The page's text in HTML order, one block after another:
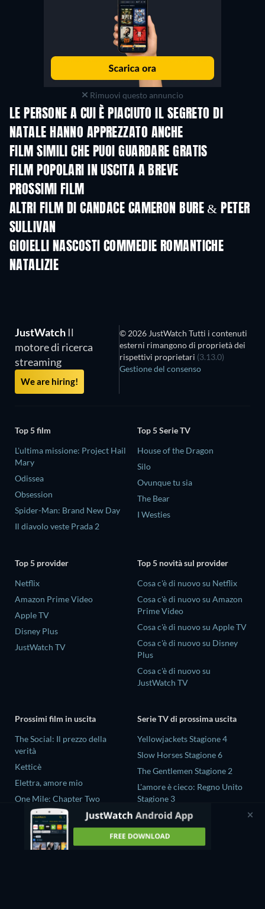
Rimuovi questo annuncio
LE PERSONE A CUI È PIACIUTO IL SEGRETO DI
NATALE HANNO APPREZZATO ANCHE
FILM SIMILI CHE PUOI GUARDARE GRATIS
FILM POPOLARI IN USCITA A BREVE
PROSSIMI FILM
ALTRI FILM DI CANDACE CAMERON BURE & PETER
SULLIVAN
GIOIELLI NASCOSTI COMMEDIE ROMANTICHE
NATALIZIE
JustWatch Il
motore di ricerca
streaming
We are hiring!
© 2026 JustWatch Tutti i contenuti
esterni rimangono di proprietà dei
rispettivi proprietari (3.13.0)
Gestione del consenso
Top 5 film
L'ultima missione: Project Hail
Mary
Odissea
Obsession
Spider-Man: Brand New Day
Il diavolo veste Prada 2
Top 5 Serie TV
House of the Dragon
Silo
Ovunque tu sia
The Bear
I Westies
Top 5 provider
Netflix
Amazon Prime Video
Apple TV
Disney Plus
JustWatch TV
Top 5 novità sul provider
Cosa c'è di nuovo su Netflix
Cosa c'è di nuovo su Amazon
Prime Video
Cosa c'è di nuovo su Apple TV
Cosa c'è di nuovo su Disney
Plus
Cosa c'è di nuovo su
JustWatch TV
Prossimi film in uscita
The Social: Il prezzo della
verità
Ketticè
Elettra, amore mio
One Mile: Chapter Two
One Mile: Chapter One
Serie TV di prossima uscita
Yellowjackets Stagione 4
Slow Horses Stagione 6
The Gentlemen Stagione 2
L'amore è cieco: Regno Unito
Stagione 3
Ricky Gervais Alley Cats
Stagione 1